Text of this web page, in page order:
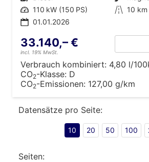
Leistung 110 kW (150 PS) Kilometerstand 10 km
01.01.2026
33.140,– €
incl. 19% MwSt.
Verbrauch kombiniert: 4,80 l/
CO2-Klasse: D
CO2-Emissionen: 127,00 g/km
Datensätze pro Seite:
10 20 50 100
Seiten: